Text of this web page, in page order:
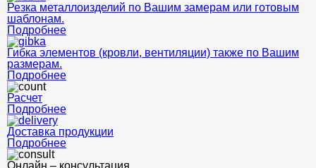
Резка металлоизделий по Вашим замерам или готовым
шаблонам.
Подробнее
Гибка элементов (кровли, вентиляции) также по Вашим
размерам.
Подробнее
Расчет
Подробнее
Доставка продукции
Подробнее
Онлайн – консультация